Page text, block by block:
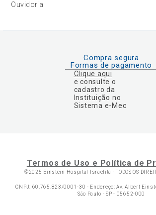
Ouvidoria
Compra segura
Formas de pagamento
Clique aqui
e consulte o
cadastro da
Instituição no
Sistema e-Mec
Termos de Uso e Política de
©2025 Einstein Hospital Israelita -TODOS OS
CNPJ: 60.765.823/0001-30 - Endereço: Av. Albert
São Paulo - SP - 05652-000